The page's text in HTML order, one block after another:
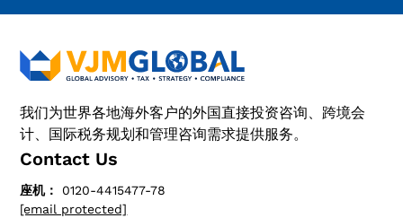
我们为世界各地海外客户的外国直接投资咨询、跨境会
计、国际税务规划和管理咨询需求提供服务。
Contact Us
座机：
0120-4415477-78
[email protected]